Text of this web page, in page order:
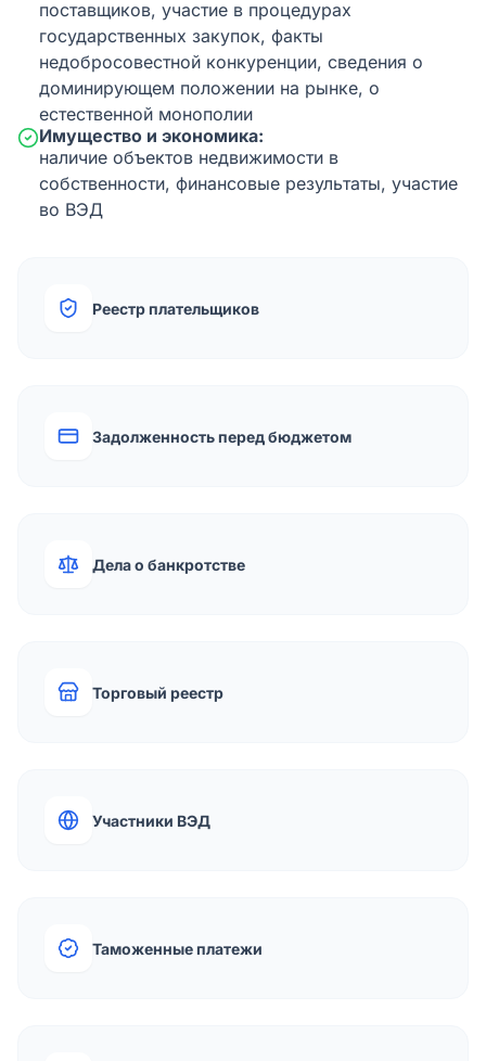
поставщиков, участие в процедурах
государственных закупок, факты
недобросовестной конкуренции, сведения о
доминирующем положении на рынке, о
естественной монополии
Имущество и экономика:
наличие объектов недвижимости в
собственности, финансовые результаты, участие
во ВЭД
Реестр плательщиков
Задолженность перед бюджетом
Дела о банкротстве
Торговый реестр
Участники ВЭД
Таможенные платежи